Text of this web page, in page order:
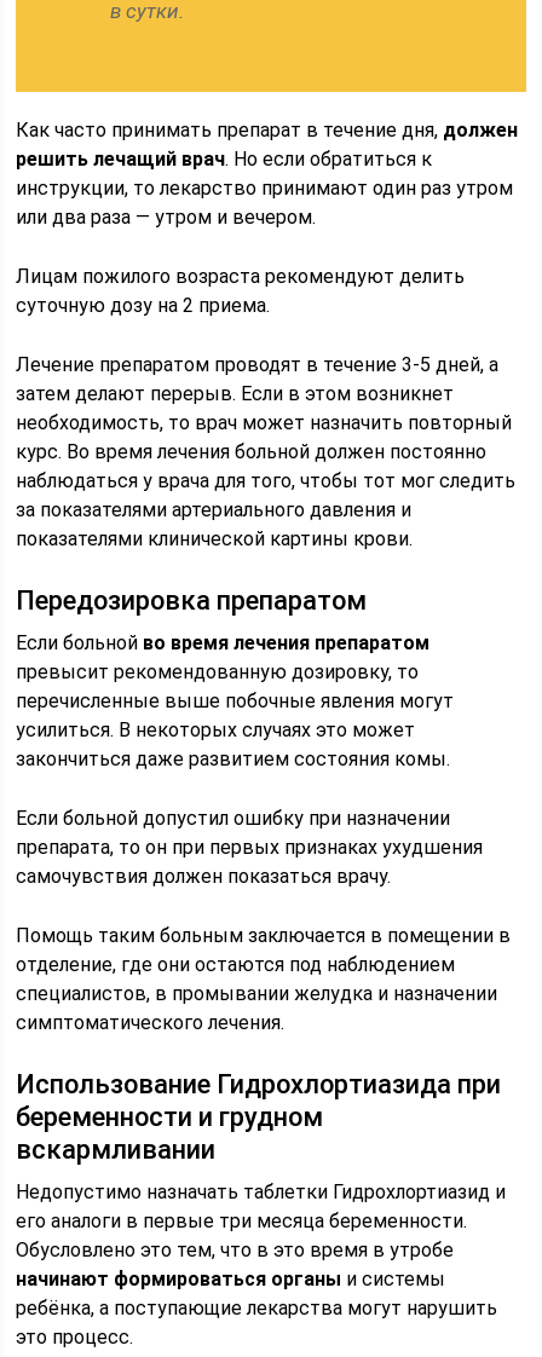
в сутки.
Как часто принимать препарат в течение дня, должен
решить лечащий врач. Но если обратиться к
инструкции, то лекарство принимают один раз утром
или два раза — утром и вечером.
Лицам пожилого возраста рекомендуют делить
суточную дозу на 2 приема.
Лечение препаратом проводят в течение 3-5 дней, а
затем делают перерыв. Если в этом возникнет
необходимость, то врач может назначить повторный
курс. Во время лечения больной должен постоянно
наблюдаться у врача для того, чтобы тот мог следить
за показателями артериального давления и
показателями клинической картины крови.
Передозировка препаратом
Если больной во время лечения препаратом
превысит рекомендованную дозировку, то
перечисленные выше побочные явления могут
усилиться. В некоторых случаях это может
закончиться даже развитием состояния комы.
Если больной допустил ошибку при назначении
препарата, то он при первых признаках ухудшения
самочувствия должен показаться врачу.
Помощь таким больным заключается в помещении в
отделение, где они остаются под наблюдением
специалистов, в промывании желудка и назначении
симптоматического лечения.
Использование Гидрохлортиазида при
беременности и грудном
вскармливании
Недопустимо назначать таблетки Гидрохлортиазид и
его аналоги в первые три месяца беременности.
Обусловлено это тем, что в это время в утробе
начинают формироваться органы и системы
ребёнка, а поступающие лекарства могут нарушить
это процесс.